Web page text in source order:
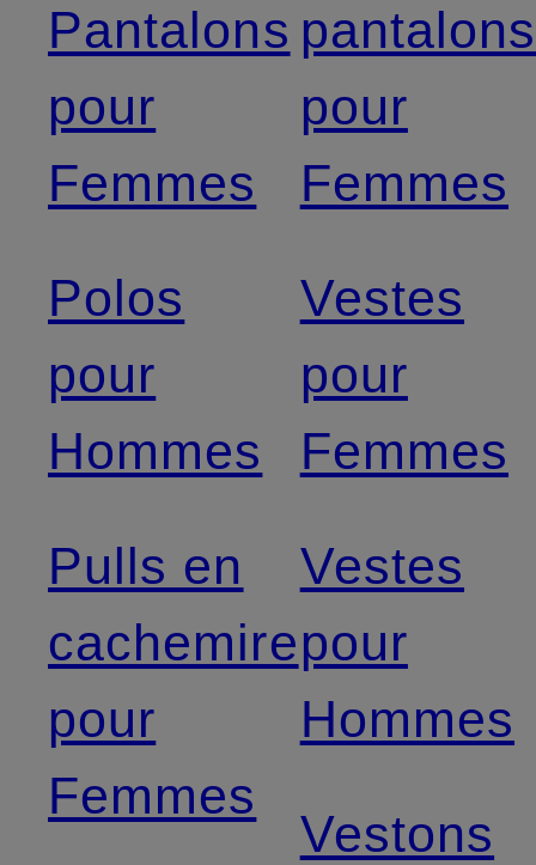
Pantalons
pour
Femmes
Polos
pour
Hommes
Pulls en
cachemire
pour
Femmes
pantalons
pour
Femmes
Vestes
pour
Femmes
Vestes
pour
Hommes
Vestons